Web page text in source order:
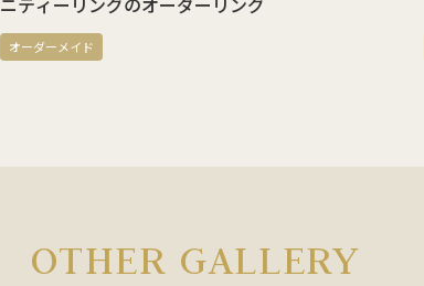
オーダーメイド
OTHER GALLERY